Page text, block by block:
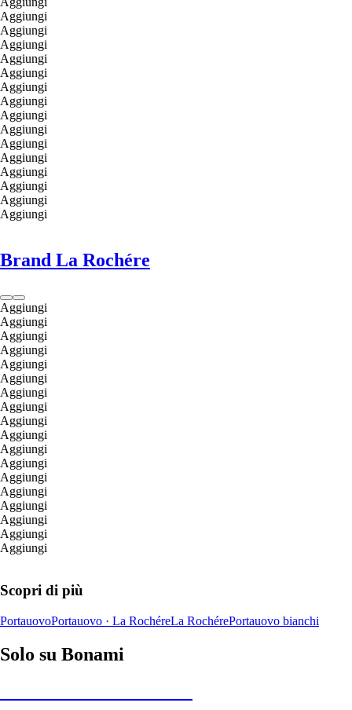
Aggiungi
Aggiungi
Aggiungi
Aggiungi
Aggiungi
Aggiungi
Aggiungi
Aggiungi
Aggiungi
Aggiungi
Aggiungi
Aggiungi
Aggiungi
Aggiungi
Aggiungi
Brand La Rochére
Aggiungi
Aggiungi
Aggiungi
Aggiungi
Aggiungi
Aggiungi
Aggiungi
Aggiungi
Aggiungi
Aggiungi
Aggiungi
Aggiungi
Aggiungi
Aggiungi
Aggiungi
Aggiungi
Aggiungi
Aggiungi
Scopri di più
PortauovoPortauovo · La RochéreLa RochérePortauovo bianchi
Solo su Bonami